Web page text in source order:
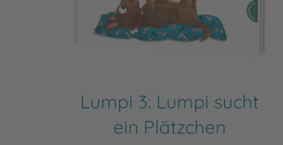
Lumpi 3: Lumpi sucht
ein Plätzchen